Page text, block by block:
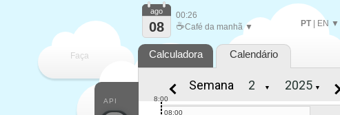
Faça
cada
PT| EN ▼
API
ago
08
00:26
☕Café da manhã ▼
Calculadora Calendário
Semana ▼ ▼
8:00
08:00